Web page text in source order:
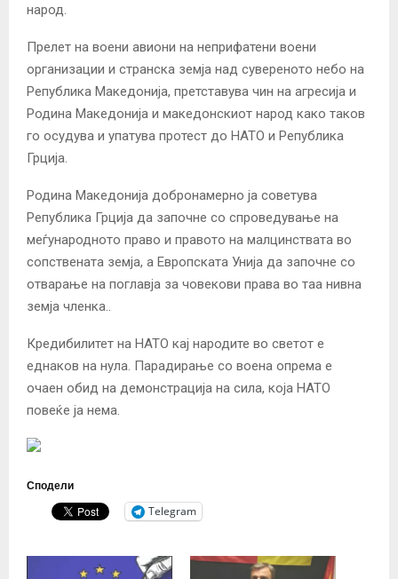
народ.
Прелет на воени авиони на неприфатени воени
организации и странска земја над сувереното небо на
Република Македонија, претставува чин на агресија и
Родина Македонија и македонскиот народ како таков
го осудува и упатува протест до НАТО и Република
Грција.
Родина Македонија добронамерно ја советува
Република Грција да започне со спроведување на
меѓународното право и правото на малцинствата во
сопствената земја, а Европската Унија да започне со
отварање на поглавја за човекови права во таа нивна
земја членка..
Кредибилитет на НАТО кај народите во светот е
еднаков на нула. Парадирање со воена опрема е
очаен обид на демонстрација на сила, која НАТО
повеќе ја нема.
Сподели
Telegram